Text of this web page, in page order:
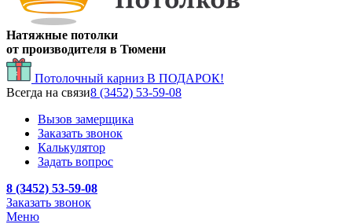
Натяжные потолки
от производителя в Тюмени
Потолочный карниз В ПОДАРОК!
Всегда на связи8 (3452) 53-59-08
Вызов замерщика
Заказать звонок
Калькулятор
Задать вопрос
8 (3452) 53-59-08
Заказать звонок
Меню